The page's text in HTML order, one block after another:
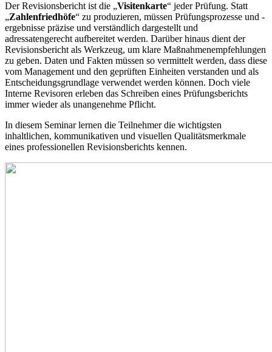
Der Revisionsbericht ist die „Visitenkarte“ jeder Prüfung. Statt
„Zahlenfriedhöfe“ zu produzieren, müssen Prüfungsprozesse und -
ergebnisse präzise und verständlich dargestellt und
adressatengerecht aufbereitet werden. Darüber hinaus dient der
Revisionsbericht als Werkzeug, um klare Maßnahmenempfehlungen
zu geben. Daten und Fakten müssen so vermittelt werden, dass diese
vom Management und den geprüften Einheiten verstanden und als
Entscheidungsgrundlage verwendet werden können. Doch viele
Interne Revisoren erleben das Schreiben eines Prüfungsberichts
immer wieder als unangenehme Pflicht.
In diesem Seminar lernen die Teilnehmer die wichtigsten
inhaltlichen, kommunikativen und visuellen Qualitätsmerkmale
eines professionellen Revisionsberichts kennen.